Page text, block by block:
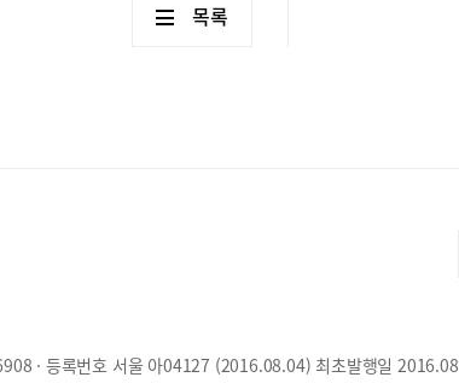
목록
· 등록번호 서울 아04127 (2016.08.04) 최초발행일